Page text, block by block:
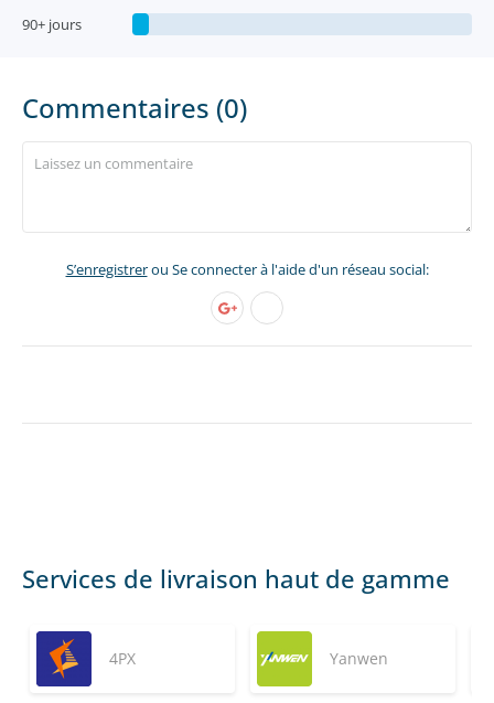
90+ jours
Commentaires (0)
S’enregistrerou Se connecter à l'aide d'un réseau social:
Services de livraison haut de gamme
4PX Yanwen